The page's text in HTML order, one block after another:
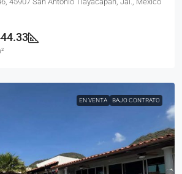
EN VENTA BAJO CONTRATO